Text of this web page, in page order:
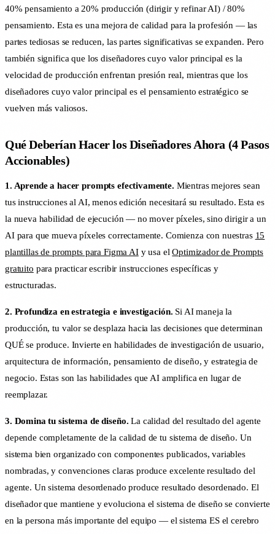
40% pensamiento a 20% producción (dirigir y refinar AI) / 80%
pensamiento. Esta es una mejora de calidad para la profesión — las
partes tediosas se reducen, las partes significativas se expanden. Pero
también significa que los diseñadores cuyo valor principal es la
velocidad de producción enfrentan presión real, mientras que los
diseñadores cuyo valor principal es el pensamiento estratégico se
vuelven más valiosos.
Qué Deberían Hacer los Diseñadores Ahora (4 Pasos
Accionables)
1. Aprende a hacer prompts efectivamente. Mientras mejores sean
tus instrucciones al AI, menos edición necesitará su resultado. Esta es
la nueva habilidad de ejecución — no mover píxeles, sino dirigir a un
AI para que mueva píxeles correctamente. Comienza con nuestras 15
plantillas de prompts para Figma AIy usa elOptimizador de Prompts
gratuito para practicar escribir instrucciones específicas y
estructuradas.
2. Profundiza en estrategia e investigación. Si AI maneja la
producción, tu valor se desplaza hacia las decisiones que determinan
QUÉ se produce. Invierte en habilidades de investigación de usuario,
arquitectura de información, pensamiento de diseño, y estrategia de
negocio. Estas son las habilidades que AI amplifica en lugar de
reemplazar.
3. Domina tu sistema de diseño. La calidad del resultado del agente
depende completamente de la calidad de tu sistema de diseño. Un
sistema bien organizado con componentes publicados, variables
nombradas, y convenciones claras produce excelente resultado del
agente. Un sistema desordenado produce resultado desordenado. El
diseñador que mantiene y evoluciona el sistema de diseño se convierte
en la persona más importante del equipo — el sistema ES el cerebro